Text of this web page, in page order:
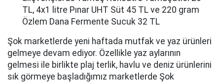
TL, 4x1 litre Pınar UHT Süt 45 TL ve 220 gram
Özlem Dana Fermente Sucuk 32 TL
Şok marketlerde yeni haftada mutfak ve yaz ürünleri
gelmeye devam ediyor. Özellikle yaz aylarının
gelmesi ile birlikte plaj terlik, havlu ve deniz ürünlerini
sık görmeye başladığımız marketlerde Şok